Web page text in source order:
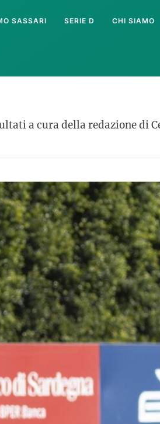
SASSARI SERIE D CHI SIAMO
a cura della redazione di